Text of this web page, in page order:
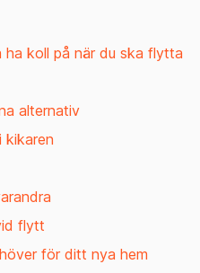
koll på när du ska flytta
alternativ
kikaren
flytt
för ditt nya hem